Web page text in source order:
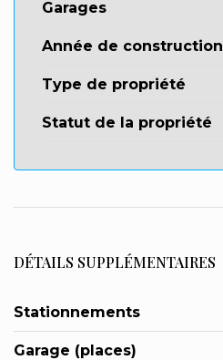
Garages
Année de construction
Type de propriété
Statut de la propriété
DÉTAILS SUPPLÉMENTAIRES
Stationnements
Garage (places)